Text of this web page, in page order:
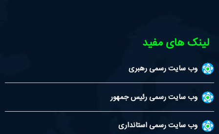
لینک های مفید
وب سایت رسمی رهبری
وب سایت رسمی رئیس جمهور
وب سایت رسمی استانداری